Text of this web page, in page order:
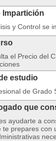
Impartición
y Control se
el Precio del
estudio
de Grado
que
ayudarte a
te prepares con